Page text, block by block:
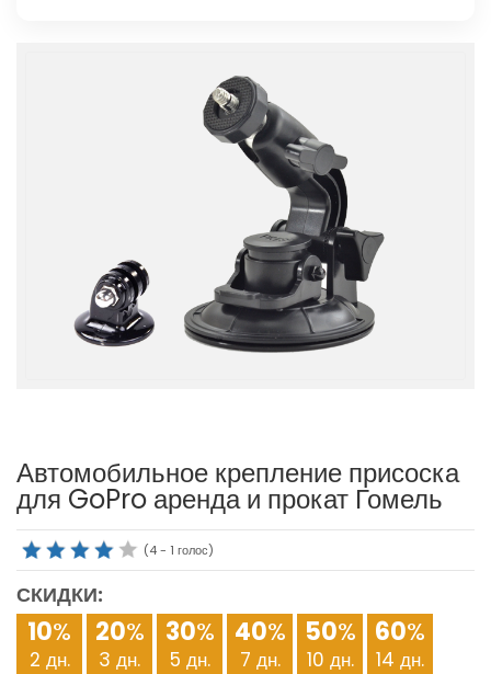
Автомобильное крепление присоска
для GoPro аренда и прокат Гомель
(4- 1 голос)
СКИДКИ:
10%
2 дн.
20%
3 дн.
30%
5 дн.
40%
7 дн.
50%
10 дн.
60%
14 дн.